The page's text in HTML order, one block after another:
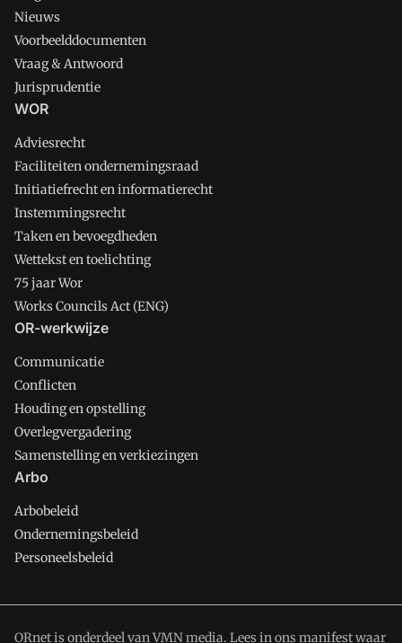
Nieuws
Voorbeelddocumenten
Vraag & Antwoord
Jurisprudentie
WOR
Adviesrecht
Faciliteiten ondernemingsraad
Initiatiefrecht en informatierecht
Instemmingsrecht
Taken en bevoegdheden
Wettekst en toelichting
75 jaar Wor
Works Councils Act (ENG)
OR-werkwijze
Communicatie
Conflicten
Houding en opstelling
Overlegvergadering
Samenstelling en verkiezingen
Arbo
Arbobeleid
Ondernemingsbeleid
Personeelsbeleid
ORnet is onderdeel van VMN media. Lees inons manifestwaar